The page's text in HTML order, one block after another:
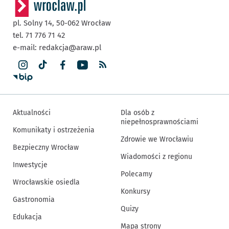
pl. Solny 14, 50-062 Wrocław
tel. 71 776 71 42
e-mail: redakcja@araw.pl
Aktualności
Komunikaty i ostrzeżenia
Bezpieczny Wrocław
Inwestycje
Wrocławskie osiedla
Gastronomia
Edukacja
Dla osób z
niepełnosprawnościami
Zdrowie we Wrocławiu
Wiadomości z regionu
Polecamy
Konkursy
Quizy
Mapa strony